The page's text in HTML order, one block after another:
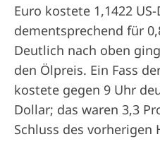
Euro kostete 1,1422
dementsprechend für
Deutlich nach oben
den Ölpreis. Ein Fass
kostete gegen 9 Uhr
Dollar; das waren 3,3
Schluss des vorherigen